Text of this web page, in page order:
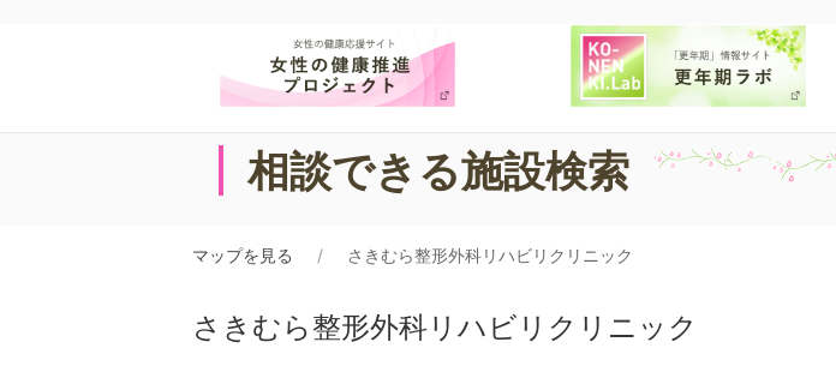
相談できる施設検索
マップを見る さきむら整形外科リハビリクリニック
さきむら整形外科リハビリクリニック